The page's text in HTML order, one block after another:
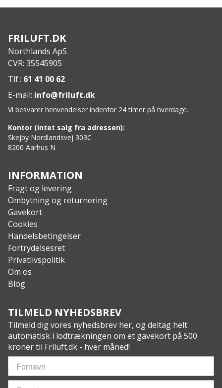
FRILUFT.DK
Northlands ApS
CVR: 35545905
Tlf.: 61 41 00 62
E-mail: info@friluft.dk
Vi besvarer henvendelser indenfor 24 timer på hverdage.
Kontor (intet salg fra adressen):
Skejby Nordlandsvej 303C
8200 Aarhus N
INFORMATION
Fragt og levering
Ombytning og returnering
Gavekort
Cookies
Handelsbetingelser
Fortrydelsesret
Privatlivspolitik
Om os
Blog
TILMELD NYHEDSBREV
Tilmeld dig vores nyhedsbrev her, og deltag helt
automatisk i lodtrækningen om et gavekort på 500
kroner til Friluft.dk - hver måned!